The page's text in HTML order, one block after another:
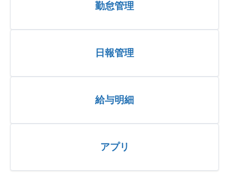
勤怠管理
日報管理
給与明細
アプリ